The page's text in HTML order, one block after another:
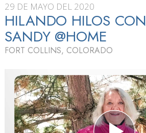
29 DE MAYO DEL 2020
HILANDO HILOS CON
SANDY @HOME
FORT COLLINS, COLORADO